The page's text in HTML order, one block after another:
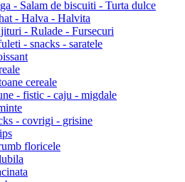
- Salam de biscuiti - Turta dulce
- Halva - Halvita
- Rulade - Fursecuri
- snacks - saratele
cereale
- fistic - caju - migdale
- covrigi - grisine
floricele